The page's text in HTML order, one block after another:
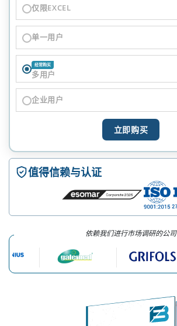
仅限EXCEL
单一用户
经常购买
多用户
企业用户
立即购买
值得信赖与认证
依赖我们进行市场调研的公司